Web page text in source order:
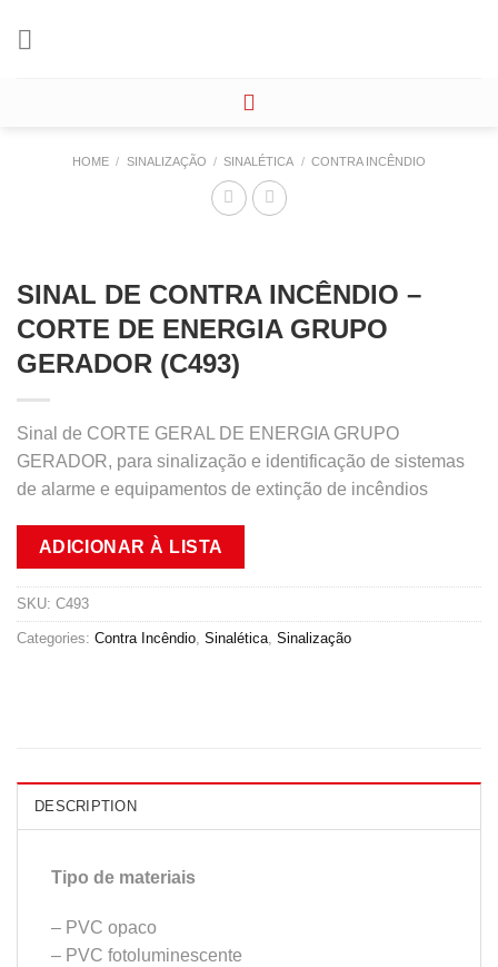
HOME / SINALIZAÇÃO / SINALÉTICA / CONTRA INCÊNDIO
SINAL DE CONTRA INCÊNDIO –
CORTE DE ENERGIA GRUPO
GERADOR (C493)
Sinal de CORTE GERAL DE ENERGIA GRUPO
GERADOR, para sinalização e identificação de sistemas
de alarme e equipamentos de extinção de incêndios
ADICIONAR À LISTA
SKU: C493
Categories: Contra Incêndio Sinalética Sinalização
DESCRIPTION
Tipo de materiais
– PVC opaco
– PVC fotoluminescente